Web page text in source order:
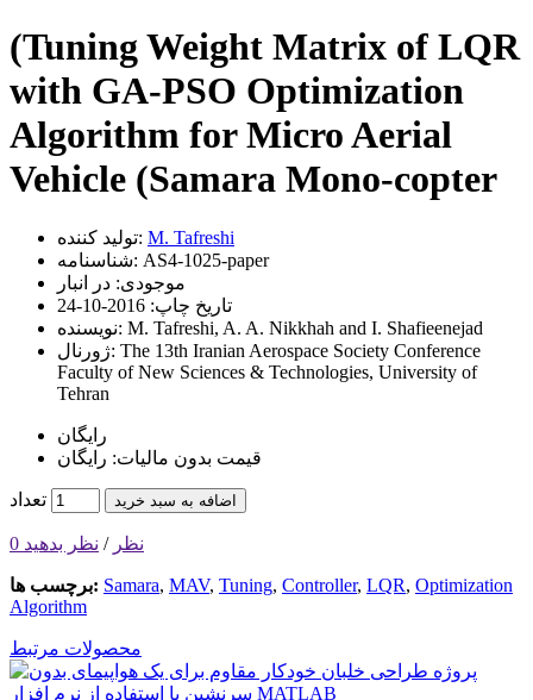
(Tuning Weight Matrix of LQR
with GA-PSO Optimization
Algorithm for Micro Aerial
Vehicle (Samara Mono-copter
تولید کننده: M. Tafreshi
شناسنامه: AS4-1025-paper
موجودی: در انبار
تاریخ چاپ: 2016-10-24
نویسنده: M. Tafreshi, A. A. Nikkhah and I. Shafieenejad
ژورنال: The 13th Iranian Aerospace Society Conference
Faculty of New Sciences & Technologies, University of
Tehran
رایگان
قیمت بدون مالیات: رایگان
تعداد اضافه به سبد خرید
0 نظر / نظر بدهید
برچسب ها: Samara, MAV, Tuning, Controller, LQR, Optimization
Algorithm
محصولات مرتبط